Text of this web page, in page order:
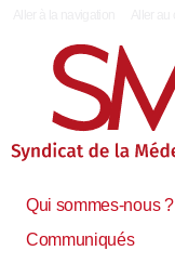
Qui sommes-nous ?
Communiqués